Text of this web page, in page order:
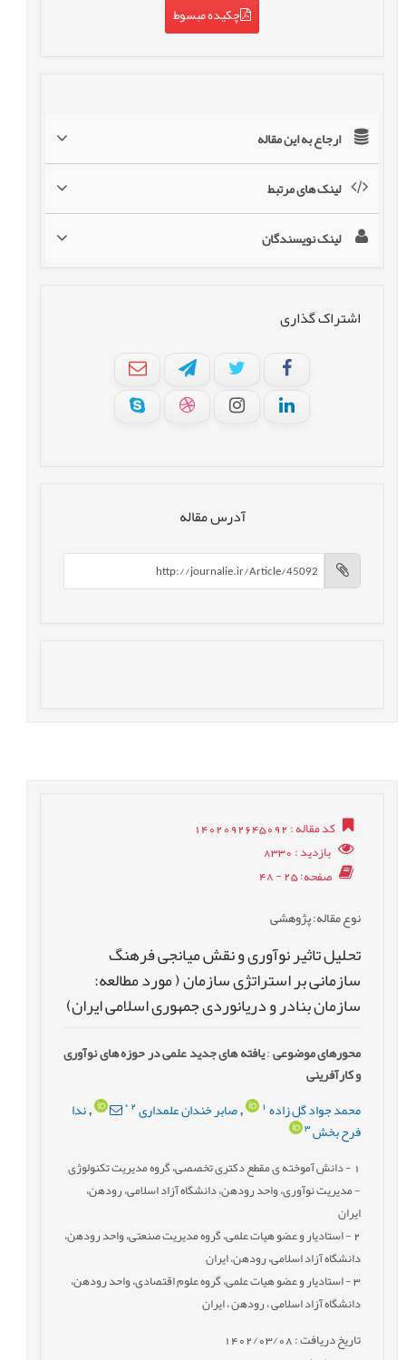
چکیده مبسوط
ارجاع به این مقاله
لینک های مرتبط
لینک نویسندگان
اشتراک گذاری
آدرس مقاله
کد مقاله: 1402092645092
بازدید: 8330
صفحه: 25 - 48
نوع مقاله: پژوهشی
تحلیل تاثیر نوآوری و نقش میانجی فرهنگ
سازمانی بر استراتژی سازمان ( مورد مطالعه:
سازمان بنادر و دریانوردی جمهوری اسلامی ایران)
محورهای موضوعی:یافته های جدید علمی در حوزه های نوآوری
و کارآفرینی
محمد جواد گل زاده1
,صابر خندان علمداری 2
*
,ندا
فرح بخش 3
- دانش آموخته ی مقطع دکتری تخصصی، گروه مدیریت تکنولوژی
- مدیریت نوآوری، واحد رودهن، دانشگاه آزاد اسلامی، رودهن،
ایران
2- استادیار و عضو هیات علمی، گروه مدیریت صنعتی، واحد رودهن،
دانشگاه آزاد اسلامی، رودهن، ایران
3- استادیار و عضو هیات علمی، گروه علوم اقتصادی، واحد رودهن،
دانشگاه آزاد اسلامی ، رودهن ، ایران
تاریخ دریافت : 1402/03/08